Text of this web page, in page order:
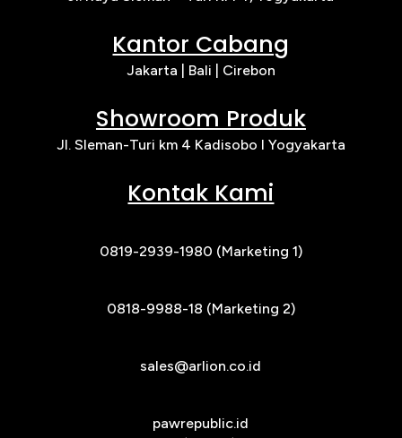
Kantor Cabang
Jakarta | Bali | Cirebon
Showroom Produk
Jl. Sleman-Turi km 4 Kadisobo I Yogyakarta
Kontak Kami
0819-2939-1980 (Marketing 1)
0818-9988-18 (Marketing 2)
sales@arlion.co.id
pawrepublic.id